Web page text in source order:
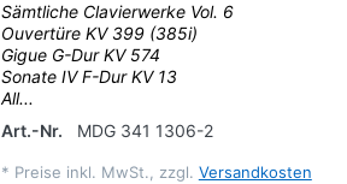
Sämtliche Clavierwerke Vol. 6
Ouvertüre KV 399 (385i)
Gigue G-Dur KV 574
Sonate IV F-Dur KV 13
All...
Art.-Nr.
MDG 341 1306-2
* Preise inkl. MwSt., zzgl. Versandkosten